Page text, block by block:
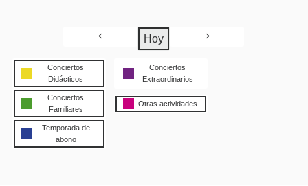
Hoy
Conciertos
Didácticos
Conciertos
Extraordinarios
Conciertos
Familiares
Otras actividades
Temporada de
abono